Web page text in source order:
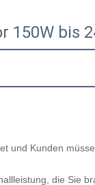
150W bis
und Kunden
die Sie